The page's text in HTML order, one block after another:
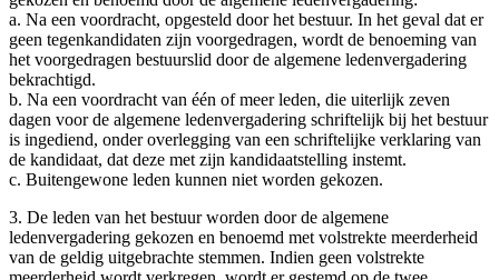
a. Na een voordracht, opgesteld door het bestuur. In het geval dat er
geen tegenkandidaten zijn voorgedragen, wordt de benoeming van
het voorgedragen bestuurslid door de algemene ledenvergadering
bekrachtigd.
b. Na een voordracht van één of meer leden, die uiterlijk zeven
dagen voor de algemene ledenvergadering schriftelijk bij het bestuur
is ingediend, onder overlegging van een schriftelijke verklaring van
de kandidaat, dat deze met zijn kandidaatstelling instemt.
c. Buitengewone leden kunnen niet worden gekozen.
3. De leden van het bestuur worden door de algemene
ledenvergadering gekozen en benoemd met volstrekte meerderheid
van de geldig uitgebrachte stemmen. Indien geen volstrekte